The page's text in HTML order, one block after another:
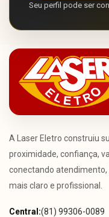
Seu perfil pode ser
A Laser Eletro construiu
proximidade, confiança,
conectando
mais claro e profissional.
Central:(81) 99306-0089